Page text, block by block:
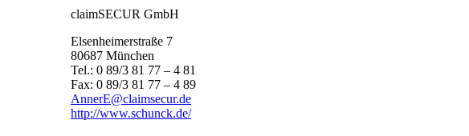
claimSECUR GmbH
Elsenheimerstraße 7
80687 München
Tel.: 0 89/3 81 77 – 4 81
Fax: 0 89/3 81 77 – 4 89
AnnerE@claimsecur.de
http://www.schunck.de/